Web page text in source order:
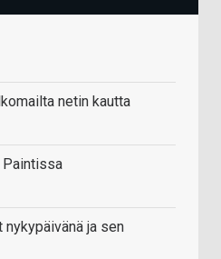
netin kautta
Paintissa
nykypäivänä ja sen